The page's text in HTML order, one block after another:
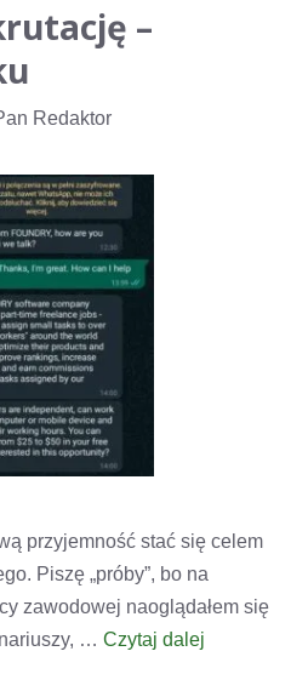
–
Redaktor
przyjemność stać się celem
Piszę „próby”, bo na
zawodowej naoglądałem się
… Czytaj dalej